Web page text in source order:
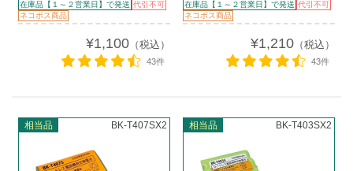
在庫品【１～２営業日】で発送 代引不可
ネコポス商品
¥1,100（税込）
43件
在庫品【１～２営業日】で発送 代引不可
ネコポス商品
¥1,210（税込）
43件
相当品 BK-T407SX2 相当品 BK-T403SX2